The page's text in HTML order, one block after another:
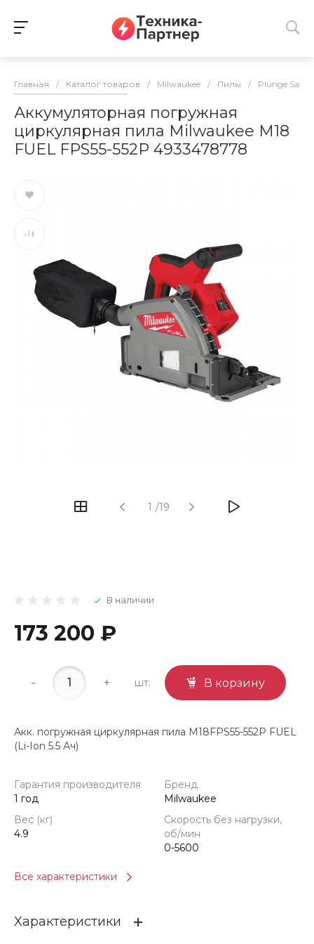
Главная / Каталог товаров / Milwaukee / Пилы / Plunge Saws
Аккумуляторная погружная
циркулярная пила Milwaukee M18
FUEL FPS55-552P 4933478778
1 /19
В наличии
173 200 ₽
- + шт. В корзину
Акк. погружная циркулярная пила M18FPS55-552P FUEL
(Li-Ion 5.5 Ач)
Гарантия производителя
1 год
Бренд
Milwaukee
Вес (кг)
4.9
Скорость без нагрузки,
об/мин
0-5600
Все характеристики
Характеристики